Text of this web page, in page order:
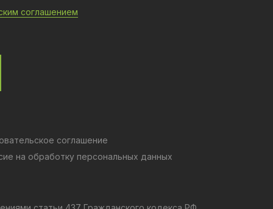
на обработку персональных данных
соглашение
соглашением